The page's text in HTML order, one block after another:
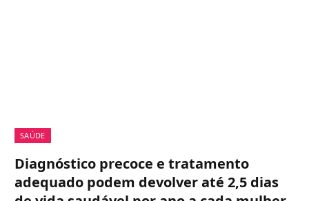
SAÚDE
Diagnóstico precoce e tratamento
adequado podem devolver até 2,5 dias